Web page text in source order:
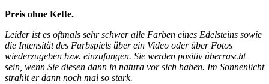
Preis ohne Kette.
Leider ist es oftmals sehr schwer alle Farben eines Edelsteins sowie
die Intensität des Farbspiels über ein Video oder über Fotos
wiederzugeben bzw. einzufangen. Sie werden positiv überrascht
sein, wenn Sie diesen dann in natura vor sich haben. Im Sonnenlicht
strahlt er dann noch mal so stark.